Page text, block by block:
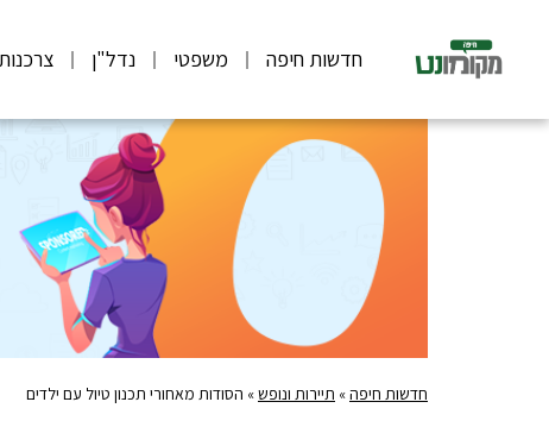
חדשות חיפה משפטי נדל"ן צרכנות
חדשות חיפה» תיירות ונופש» הסודות מאחורי תכנון טיול עם ילדים